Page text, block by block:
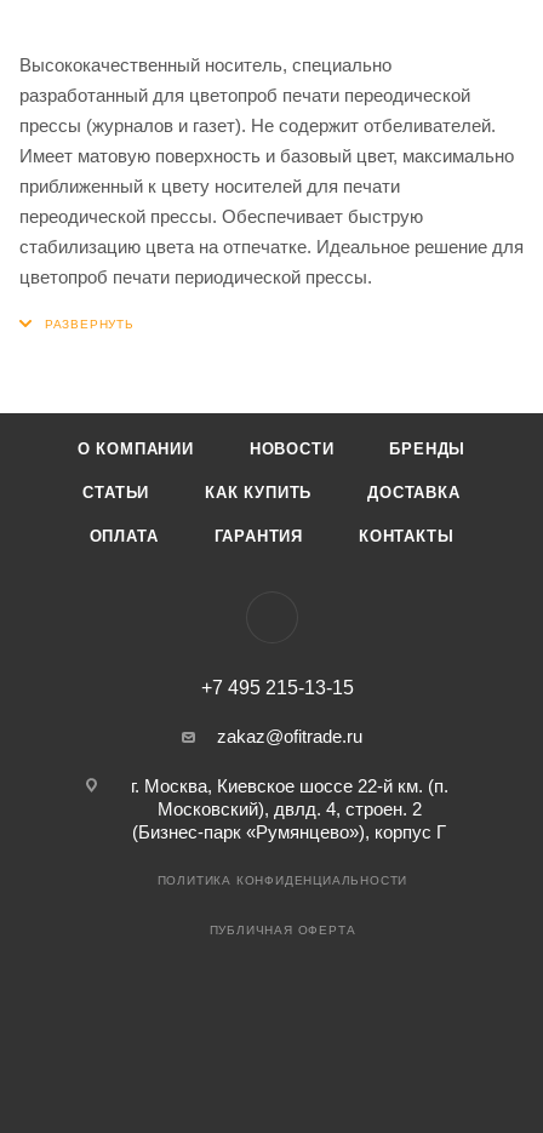
Высококачественный носитель, специально
разработанный для цветопроб печати переодической
прессы (журналов и газет). Не содержит отбеливателей.
Имеет матовую поверхность и базовый цвет, максимально
приближенный к цвету носителей для печати
переодической прессы. Обеспечивает быструю
стабилизацию цвета на отпечатке. Идеальное решение для
цветопроб печати периодической прессы.
О КОМПАНИИ НОВОСТИ БРЕНДЫ
СТАТЬИ КАК КУПИТЬ ДОСТАВКА
ОПЛАТА ГАРАНТИЯ КОНТАКТЫ
+7 495 215-13-15
zakaz@ofitrade.ru
г. Москва, Киевское шоссе 22-й км. (п.
Московский), двлд. 4, строен. 2
(Бизнес-парк «Румянцево»), корпус Г
ПОЛИТИКА КОНФИДЕНЦИАЛЬНОСТИ
ПУБЛИЧНАЯ ОФЕРТА